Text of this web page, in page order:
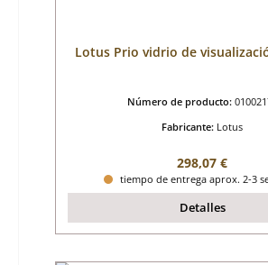
Lotus Prio vidrio de
Número de producto:
Fabricante: Lotus
Precio normal:
298,07 €
tiempo de entrega aprox. 2-3
Detalles